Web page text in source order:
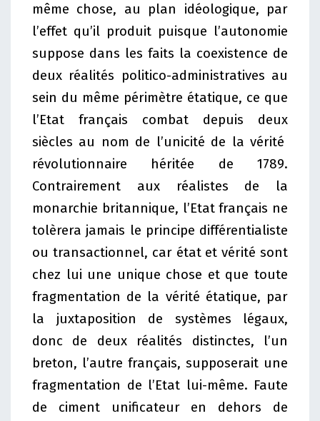
même chose, au plan idéologique, par
l’effet qu’il produit puisque l’autonomie
suppose dans les faits la coexistence de
deux réalités politico-administratives au
sein du même périmètre étatique, ce que
l’Etat français combat depuis deux
siècles au nom de l’unicité de la vérité
révolutionnaire héritée de 1789.
Contrairement aux réalistes de la
monarchie britannique, l’Etat français ne
tolèrera jamais le principe différentialiste
ou transactionnel, car état et vérité sont
chez lui une unique chose et que toute
fragmentation de la vérité étatique, par
la juxtaposition de systèmes légaux,
donc de deux réalités distinctes, l’un
breton, l’autre français, supposerait une
fragmentation de l’Etat lui-même. Faute
de ciment unificateur en dehors de